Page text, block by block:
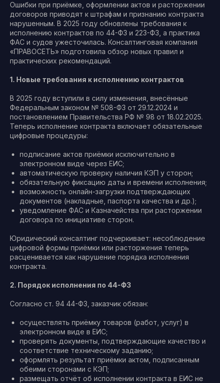
Ошибки при приёмке, оформлении актов и расторжении
договоров приводят к штрафам и признанию контракта
нарушенным. В 2025 году обновлены требования к
исполнению контрактов по 44-ФЗ и 223-ФЗ, а практика
ФАС и судов ужесточилась. Консалтинговая компания
«ПРАВОСЕТЬ» подготовила обзор новых правил и
практических рекомендаций.
1. Новые требования к исполнению контрактов
В 2025 году вступили в силу изменения, внесённые
Федеральным законом № 508-ФЗ от 29.12.2024 и
постановлением Правительства РФ № 98 от 18.02.2025.
Теперь исполнение контракта включает обязательные
цифровые процедуры:
подписание актов приёмки исключительно в
электронном виде через ЕИС;
автоматическую проверку наличия КЭП у сторон;
обязательную фиксацию даты и времени исполнения;
возможность онлайн-загрузки подтверждающих
документов (накладные, паспорта качества и др.);
уведомление ФАС и Казначейства при расторжении
договора по инициативе сторон.
Юридический консалтинг подчеркивает: несоблюдение
цифровой формы приёмки или расторжения теперь
расценивается как нарушение порядка исполнения
контракта.
2. Порядок исполнения по 44-ФЗ
Согласно ст. 94 44-ФЗ, заказчик обязан:
осуществлять приёмку товаров (работ, услуг) в
электронном виде в ЕИС;
проверять документы, подтверждающие качество и
соответствие техническому заданию;
оформлять результат приёмки актом, подписанным
обеими сторонами с КЭП;
размещать отчёт об исполнении контракта в ЕИС не